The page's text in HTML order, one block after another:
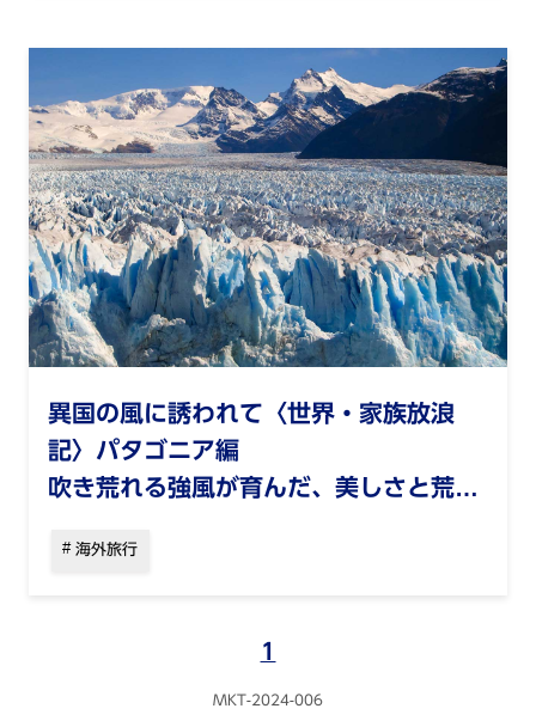
異国の風に誘われて〈世界・家族放浪
記〉パタゴニア編
吹き荒れる強風が育んだ、美しさと荒々
海外旅行
1
MKT-2024-006